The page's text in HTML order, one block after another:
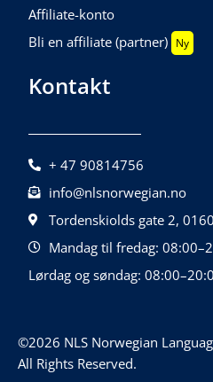
Affiliate-konto
Bli en affiliate (partner) Ny
Kontakt
+ 47 90814756
info@nlsnorwegian.no
Tordenskiolds gate 2,
Mandag til fredag:
Lørdag og søndag:
©2026 NLS Norwegian
All Rights Reserved.